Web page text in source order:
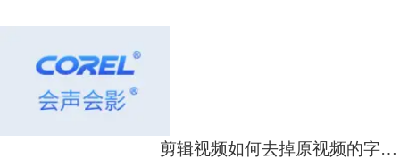
剪辑视频如何去掉原视频的字幕 如何视频剪辑去掉水印